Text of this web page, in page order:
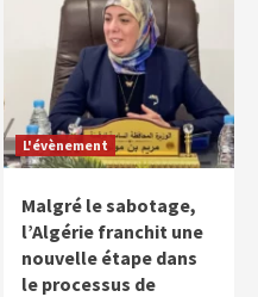
L'évènement
Malgré le sabotage,
l’Algérie franchit une
nouvelle étape dans
le processus de